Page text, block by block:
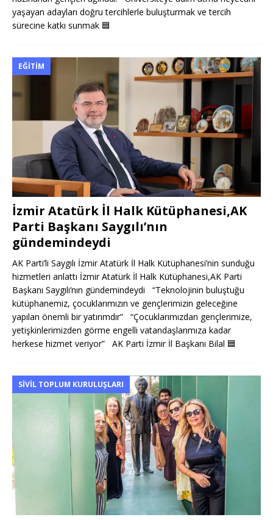
yaşayan adayları doğru tercihlerle buluşturmak ve tercih
sürecine katkı sunmak 🟦
EĞITIM
İzmir Atatürk İl Halk Kütüphanesi,AK
Parti Başkanı Saygılı’nın
gündemindeydi
AK Parti’li Saygılı İzmir Atatürk İl Halk Kütüphanesi’nin sunduğu
hizmetleri anlattı İzmir Atatürk İl Halk Kütüphanesi,AK Parti
Başkanı Saygılı’nın gündemindeydi “Teknolojinin buluştuğu
kütüphanemiz, çocuklarımızın ve gençlerimizin geleceğine
yapılan önemli bir yatırımdır” “Çocuklarımızdan gençlerimize,
yetişkinlerimizden görme engelli vatandaşlarımıza kadar
herkese hizmet veriyor” AK Parti İzmir İl Başkanı Bilal 🟦
SIVIL TOPLUM KURULUŞLARI